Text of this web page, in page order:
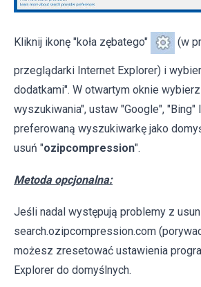
Kliknij ikonę "koła zębatego" (w
przeglądarki Internet Explorer) i
dodatkami". W otwartym oknie
wyszukiwania", ustaw "Google", "Bing"
preferowaną wyszukiwarkę jako
usuń "ozipcompression".
Metoda opcjonalna:
Jeśli nadal występują problemy z
search.ozipcompression.com
możesz zresetować ustawienia
Explorer do domyślnych.